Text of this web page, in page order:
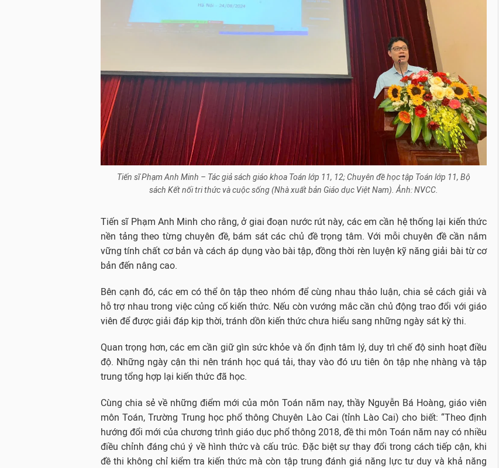
Tiến sĩ Phạm Anh Minh – Tác giả sách giáo khoa Toán lớp 11, 12; Chuyên đề học tập Toán lớp 11, Bộ
sách Kết nối tri thức và cuộc sống (Nhà xuất bản Giáo dục Việt Nam). Ảnh: NVCC.
Tiến sĩ Phạm Anh Minh cho rằng, ở giai đoạn nước rút này, các em cần hệ thống lại kiến thức
nền tảng theo từng chuyên đề, bám sát các chủ đề trọng tâm. Với mỗi chuyên đề cần nắm
vững tính chất cơ bản và cách áp dụng vào bài tập, đồng thời rèn luyện kỹ năng giải bài từ cơ
bản đến nâng cao.
Bên cạnh đó, các em có thể ôn tập theo nhóm để cùng nhau thảo luận, chia sẻ cách giải và
hỗ trợ nhau trong việc củng cố kiến thức. Nếu còn vướng mắc cần chủ động trao đổi với giáo
viên để được giải đáp kịp thời, tránh dồn kiến thức chưa hiểu sang những ngày sát kỳ thi.
Quan trọng hơn, các em cần giữ gìn sức khỏe và ổn định tâm lý, duy trì chế độ sinh hoạt điều
độ. Những ngày cận thi nên tránh học quá tải, thay vào đó ưu tiên ôn tập nhẹ nhàng và tập
trung tổng hợp lại kiến thức đã học.
Cùng chia sẻ về những điểm mới của môn Toán năm nay, thầy Nguyễn Bá Hoàng, giáo viên
môn Toán, Trường Trung học phổ thông Chuyên Lào Cai (tỉnh Lào Cai) cho biết: “Theo định
hướng đổi mới của chương trình giáo dục phổ thông 2018, đề thi môn Toán năm nay có nhiều
điều chỉnh đáng chú ý về hình thức và cấu trúc. Đặc biệt sự thay đổi trong cách tiếp cận, khi
đề thi không chỉ kiểm tra kiến thức mà còn tập trung đánh giá năng lực tư duy và khả năng